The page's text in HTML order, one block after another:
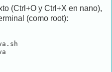
(Ctrl+O y Ctrl+X en nano),
(como root):